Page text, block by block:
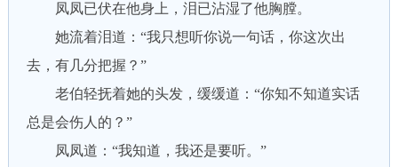
凤凤已伏在他身上，泪已沾湿了他胸膛。
她流着泪道：“我只想听你说一句话，你这次出
去，有几分把握？”
老伯轻抚着她的头发，缓缓道：“你知不知道实话
总是会伤人的？”
凤凤道：“我知道，我还是要听。”